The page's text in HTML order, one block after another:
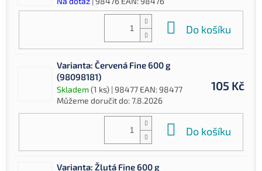
Do košíku
Varianta: Červená Fine 600 g
(98098181)
Skladem(1 ks) | 98477 EAN:98477
Můžeme doručit do:7.8.2026
105 Kč
Do košíku
Varianta: Žlutá Fine 600 g